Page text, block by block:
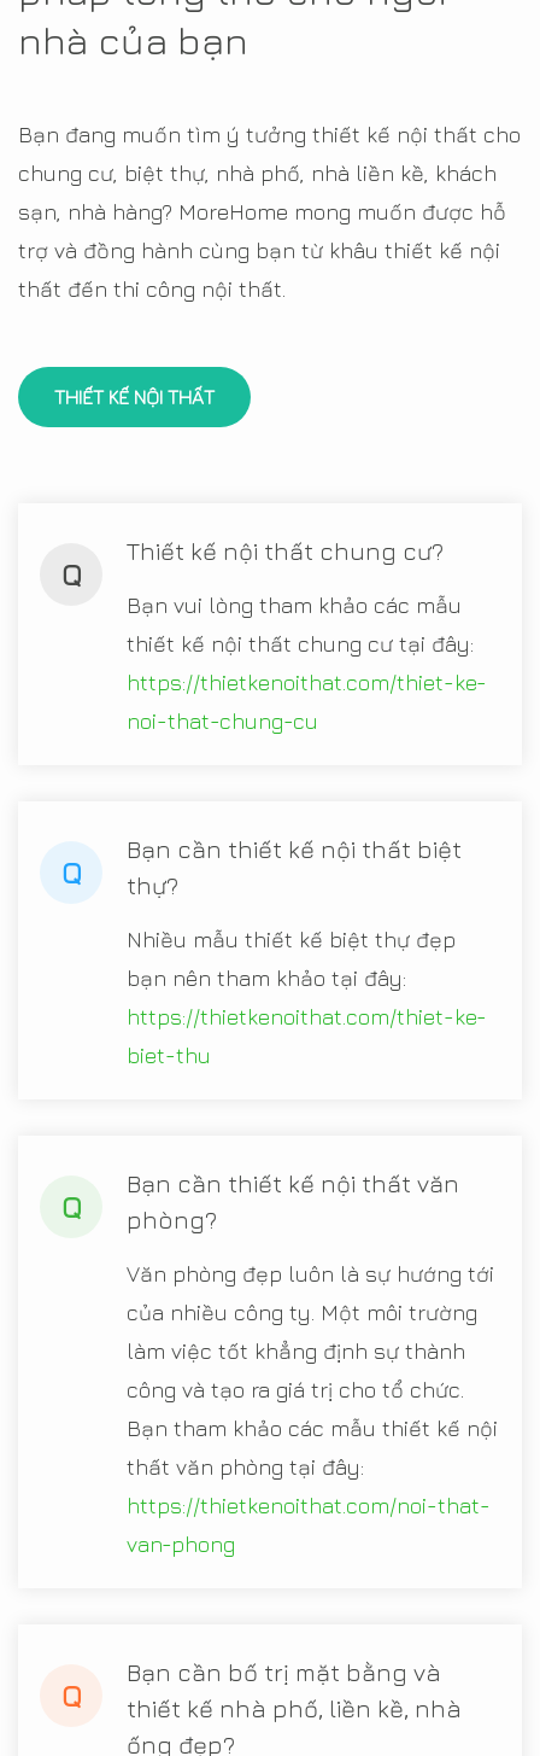
nhà của bạn
Bạn đang muốn tìm ý tưởng thiết kế nội thất cho
chung cư, biệt thự, nhà phố, nhà liền kề, khách
sạn, nhà hàng? MoreHome mong muốn được hỗ
trợ và đồng hành cùng bạn từ khâu thiết kế nội
thất đến thi công nội thất.
THIẾT KẾ NỘI THẤT
Q
Thiết kế nội thất chung cư?
Bạn vui lòng tham khảo các mẫu
thiết kế nội thất chung cư tại đây:
https://thietkenoithat.com/thiet-ke-
noi-that-chung-cu
Q
Bạn cần thiết kế nội thất biệt
thự?
Nhiều mẫu thiết kế biệt thự đẹp
bạn nên tham khảo tại đây:
https://thietkenoithat.com/thiet-ke-
biet-thu
Q
Bạn cần thiết kế nội thất văn
phòng?
Văn phòng đẹp luôn là sự hướng tới
của nhiều công ty. Một môi trường
làm việc tốt khẳng định sự thành
công và tạo ra giá trị cho tổ chức.
Bạn tham khảo các mẫu thiết kế nội
thất văn phòng tại đây:
https://thietkenoithat.com/noi-that-
van-phong
Q
Bạn cần bố trị mặt bằng và
thiết kế nhà phố, liền kề, nhà
ống đẹp?